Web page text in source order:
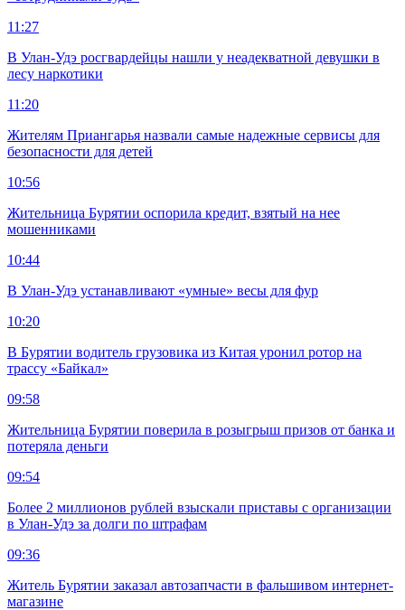
11:27
В Улан-Удэ росгвардейцы нашли у неадекватной девушки в
лесу наркотики
11:20
Жителям Приангарья назвали самые надежные сервисы для
безопасности для детей
10:56
Жительница Бурятии оспорила кредит, взятый на нее
мошенниками
10:44
В Улан-Удэ устанавливают «умные» весы для фур
10:20
В Бурятии водитель грузовика из Китая уронил ротор на
трассу «Байкал»
09:58
Жительница Бурятии поверила в розыгрыш призов от банка и
потеряла деньги
09:54
Более 2 миллионов рублей взыскали приставы с организации
в Улан-Удэ за долги по штрафам
09:36
Житель Бурятии заказал автозапчасти в фальшивом интернет-
магазине